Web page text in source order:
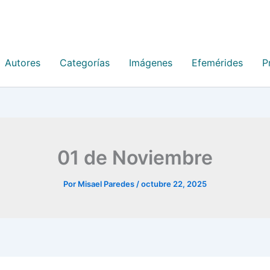
Autores Categorías Imágenes Efemérides
01 de Noviembre
Por Misael Paredes /octubre 22, 2025